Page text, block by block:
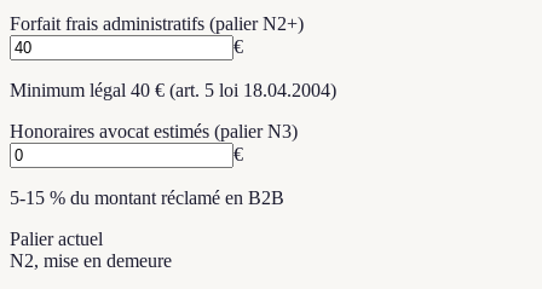
Forfait frais administratifs (palier N2+)
€
Minimum légal 40 € (art. 5 loi 18.04.2004)
Honoraires avocat estimés (palier N3)
€
5-15 % du montant réclamé en B2B
Palier actuel
N2, mise en demeure